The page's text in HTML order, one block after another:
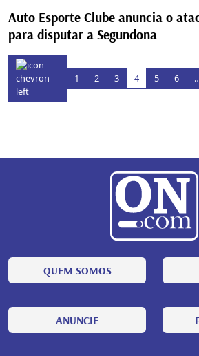
Auto Esporte Clube anuncia o
para disputar a Segundona
1 2 3 4 5 6
QUEM SOMOS
ANUNCIE